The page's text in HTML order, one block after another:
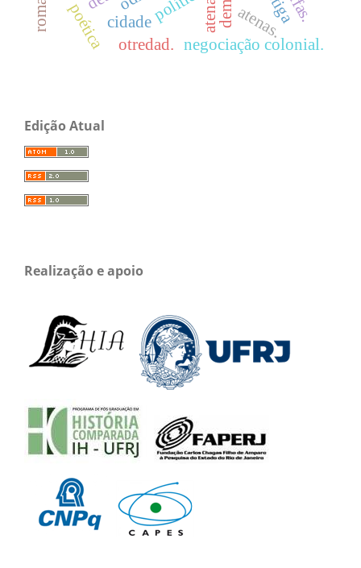
atenas atenas.
poética negociação colonial.
cidade
otredad.
Edição Atual
Realização e apoio